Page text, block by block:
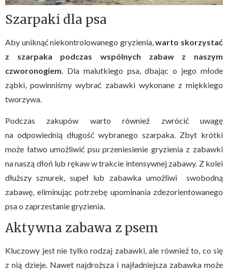
Szarpaki dla psa
Aby uniknąć niekontrolowanego gryzienia,warto skorzystać
z szarpaka podczas wspólnych zabaw z naszym
czworonogiem . Dla malutkiego psa, dbając o jego młode
ząbki, powinniśmy wybrać zabawki wykonane z miękkiego
tworzywa.
Podczas zakupów warto również zwrócić uwagę
na odpowiednią długość wybranego szarpaka. Zbyt krótki
może łatwo umożliwić psu przeniesienie gryzienia z zabawki
na naszą dłoń lub rękaw w trakcie intensywnej zabawy. Z kolei
dłuższy sznurek, supeł lub zabawka umożliwi swobodną
zabawę, eliminując potrzebę upominania zdezorientowanego
psa o zaprzestanie gryzienia.
Aktywna zabawa z psem
Kluczowy jest nie tylko rodzaj zabawki, ale również to, co się
z nią dzieje. Nawet najdroższa i najładniejsza zabawka może